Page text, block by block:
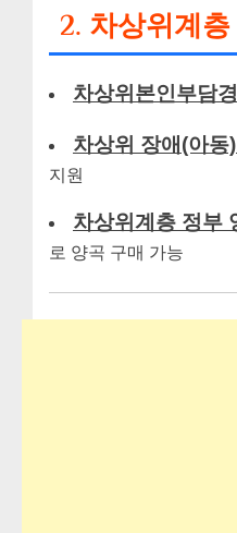
2. 차상위계층
차상위본인부담
차상위 장애(아동
지원
차상위계층 정부
로 양곡 구매 가능